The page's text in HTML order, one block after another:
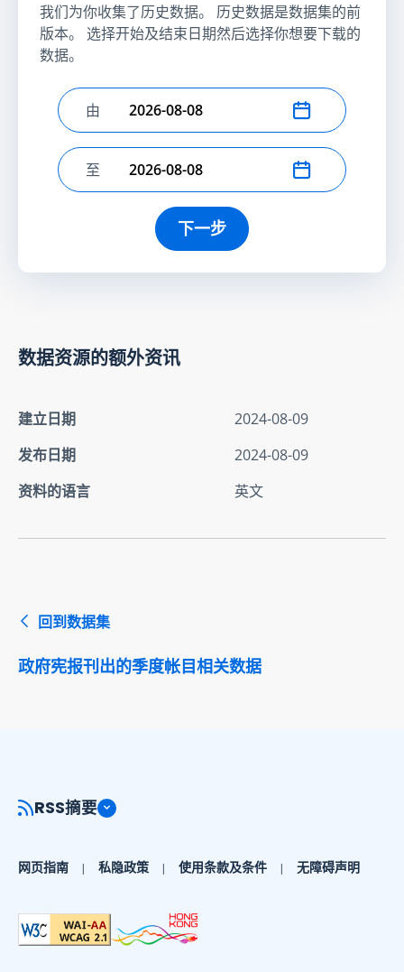
我们为你收集了历史数据。 历史数据是数据集的前
版本。 选择开始及结束日期然后选择你想要下载的
数据。
选择开始日期
由
选择结束日期
至
下一步
数据资源的额外资讯
建立日期
2024-08-09
发布日期
2024-08-09
资料的语言
英文
回到数据集
政府宪报刊出的季度帐目相关数据
RSS摘要
网页指南 私隐政策 使用条款及条件 无障碍声明